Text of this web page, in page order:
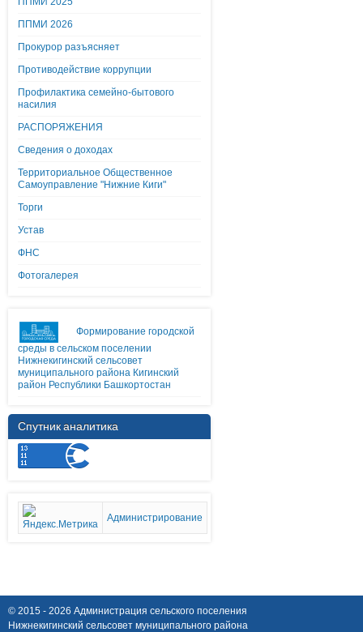
ППМИ 2026
Прокурор разъясняет
Противодействие коррупции
Профилактика семейно-бытового
насилия
РАСПОРЯЖЕНИЯ
Сведения о доходах
Территориальное Общественное
Самоуправление "Нижние Киги"
Торги
Устав
ФНС
Фотогалерея
Формирование городской
среды в сельском поселении
Нижнекигинский сельсовет
муниципального района Кигинский
район Республики Башкортостан
Спутник аналитика
Администрирование
© 2015 - 2026 Администрация сельского поселения
Нижнекигинский сельсовет муниципального района